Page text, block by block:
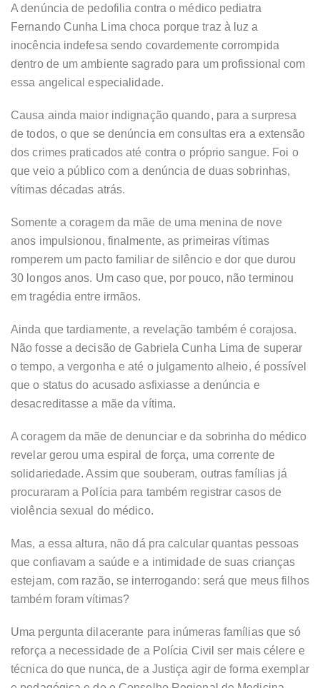
A denúncia de pedofilia contra o médico pediatra
Fernando Cunha Lima choca porque traz à luz a
inocência indefesa sendo covardemente corrompida
dentro de um ambiente sagrado para um profissional com
essa angelical especialidade.
Causa ainda maior indignação quando, para a surpresa
de todos, o que se denúncia em consultas era a extensão
dos crimes praticados até contra o próprio sangue. Foi o
que veio a público com a denúncia de duas sobrinhas,
vítimas décadas atrás.
Somente a coragem da mãe de uma menina de nove
anos impulsionou, finalmente, as primeiras vítimas
romperem um pacto familiar de silêncio e dor que durou
30 longos anos. Um caso que, por pouco, não terminou
em tragédia entre irmãos.
Ainda que tardiamente, a revelação também é corajosa.
Não fosse a decisão de Gabriela Cunha Lima de superar
o tempo, a vergonha e até o julgamento alheio, é possível
que o status do acusado asfixiasse a denúncia e
desacreditasse a mãe da vítima.
A coragem da mãe de denunciar e da sobrinha do médico
revelar gerou uma espiral de força, uma corrente de
solidariedade. Assim que souberam, outras famílias já
procuraram a Polícia para também registrar casos de
violência sexual do médico.
Mas, a essa altura, não dá pra calcular quantas pessoas
que confiavam a saúde e a intimidade de suas crianças
estejam, com razão, se interrogando: será que meus filhos
também foram vítimas?
Uma pergunta dilacerante para inúmeras famílias que só
reforça a necessidade de a Polícia Civil ser mais célere e
técnica do que nunca, de a Justiça agir de forma exemplar